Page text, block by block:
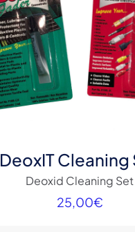
DeoxIT Cleaning
Deoxid Cleaning Set
25,00€